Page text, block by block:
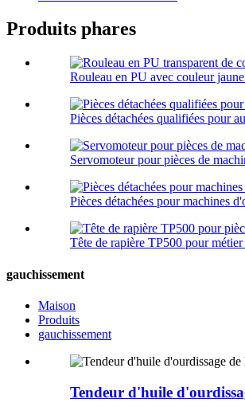
Produits phares
Rouleau en PU avec couleur
Pièces détachées qualifiées pour
Servomoteur pour pièces de
Pièces détachées pour machines
Tête de rapière TP500 pour métier
gauchissement
Maison
Produits
gauchissement
Tendeur d'huile